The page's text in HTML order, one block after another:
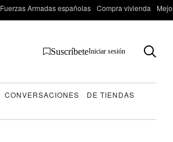
Fuerzas Armadas españolas Compra vivienda
SuscríbeteIniciar sesión
CONVERSACIONES
DE TIENDAS